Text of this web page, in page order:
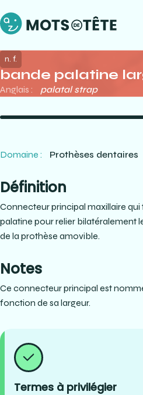
bande palatine
n. f.
Anglais : palatal strap
Domaine : Prothèses dentaires
Définition
Connecteur principal maxillaire qui
palatine pour relier bilatéralement
de la prothèse amovible.
Notes
Ce connecteur principal est
fonction de sa largeur.
Termes à privilégier